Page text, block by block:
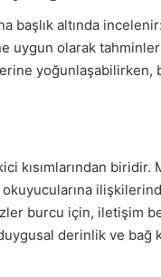
başlık altında
uygun olarak
yoğunlaşabilirken,
kısımlarından biridir.
burcu için, iletişim
derinlik ve bağ